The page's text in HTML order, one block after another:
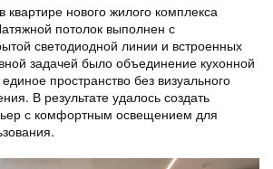
квартире нового жилого комплекса
потолок выполнен с
светодиодной линии и встроенных
задачей было объединение кухонной
пространство без визуального
В результате удалось создать
с комфортным освещением для